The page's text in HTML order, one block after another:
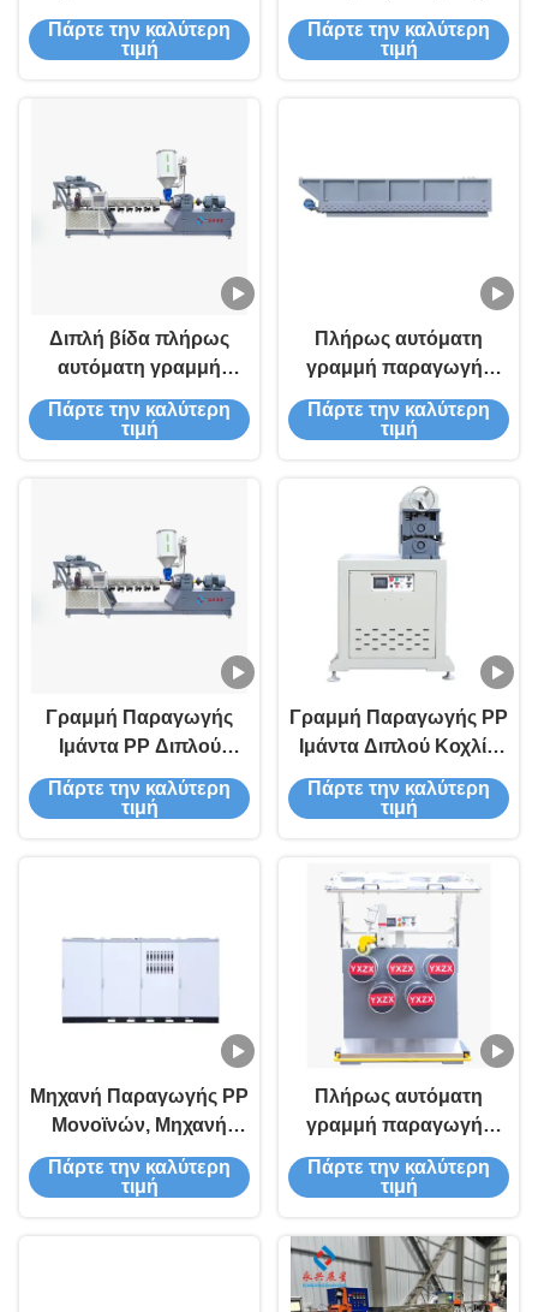
Κοχλία Πλήρως
Αυτόματη με Ισχύ 60KW
Πάρτε την καλύτερη
τιμή
γραμμή παραγωγής
διπλών βιδών ταινιών
Πάρτε την καλύτερη
τιμή
Διπλή βίδα πλήρως
αυτόματη γραμμή
εκτόξευσης ταινιών PP
με ισχύ 60 kW για
Πάρτε την καλύτερη
τιμή
Πλήρως αυτόματη
γραμμή παραγωγής
διπλών βιδών ταινιών
PP με ισχύ 60 kW για
όγκου
Πάρτε την καλύτερη
τιμή
Γραμμή Παραγωγής
Ιμάντα PP Διπλού
Κοχλία με Υλικό Κοχλία
38CrMoALA και
Πάρτε την καλύτερη
τιμή
Γραμμή Παραγωγής PP
Ιμάντα Διπλού Κοχλία
χωρητικότητας
20000kg, Πλήρως
Δεσμιδών
Πάρτε την καλύτερη
τιμή
Μηχανή Παραγωγής PP
Μονοϊνών, Μηχανή
Εξώθησης PP
Μονοϊνών 100%
Πάρτε την καλύτερη
τιμή
Πλήρως αυτόματη
γραμμή παραγωγής
ταινιών PP διπλής βίδα
με ισχύ 60 kW για την
ταινιών υψηλής
απόδοσης
Πάρτε την καλύτερη
τιμή